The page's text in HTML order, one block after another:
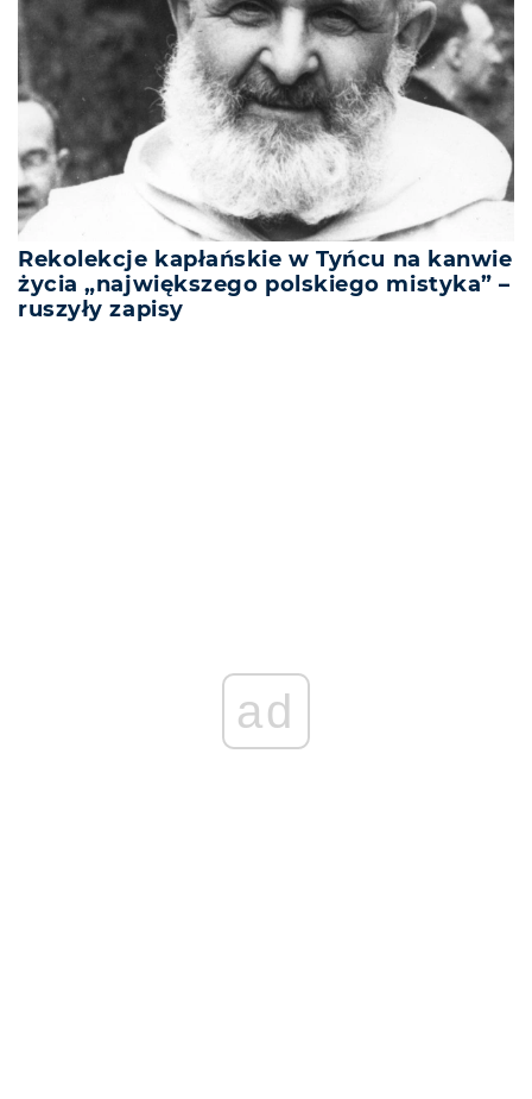
Rekolekcje kapłańskie w Tyńcu na kanwie
życia „największego polskiego mistyka” –
ruszyły zapisy